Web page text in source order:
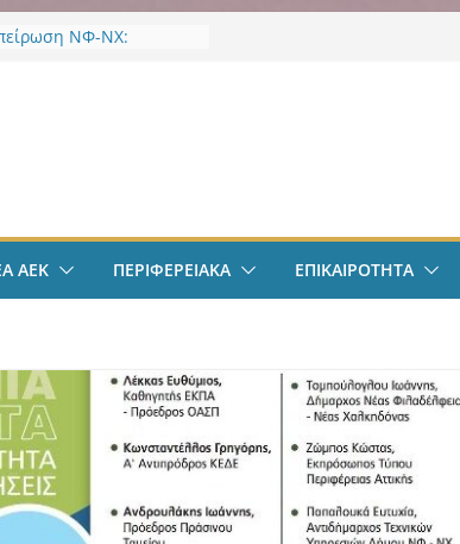
ΝΦ-ΝΧ:
επίπεδο 3,5 ετών οι
Ένταξη στο
filadelfeiaradio & web
ξεχωριστή υποδοχή
Ηλιόπουλου
ΑΕΚ ΠΕΡΙΦΕΡΕΙΑΚΑ ΕΠΙΚΑΙΡΟΤΗΤΑ